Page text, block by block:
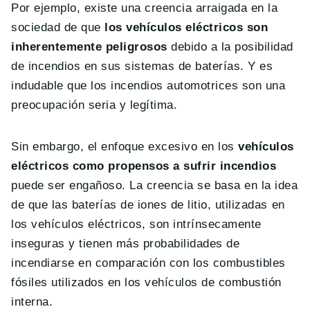
Por ejemplo, existe una creencia arraigada en la
sociedad de que los vehículos eléctricos son
inherentemente peligrosos debido a la posibilidad
de incendios en sus sistemas de baterías. Y es
indudable que los incendios automotrices son una
preocupación seria y legítima.
Sin embargo, el enfoque excesivo en losvehículos
eléctricos como propensos a sufrir incendios
puede ser engañoso. La creencia se basa en la idea
de que las baterías de iones de litio, utilizadas en
los vehículos eléctricos, son intrínsecamente
inseguras y tienen más probabilidades de
incendiarse en comparación con los combustibles
fósiles utilizados en los vehículos de combustión
interna.